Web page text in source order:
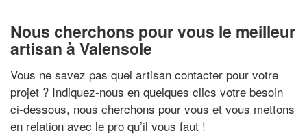
Nous cherchons pour vous le meilleur
artisan à Valensole
Vous ne savez pas quel artisan contacter pour votre
projet ? Indiquez-nous en quelques clics votre besoin
ci-dessous, nous cherchons pour vous et vous mettons
en relation avec le pro qu’il vous faut !